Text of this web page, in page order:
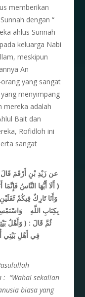
memberikan
dengan “
ahlus Sunnah
keluarga Nabi
meskipun
An
yang sangat
menyimpang
mereka adalah
Bait dan
Rofidloh ini
sangat
عن زَيْدِ بْنِ أَرْقَمَ
( أَلَا أَيُّهَا النَّاسُ
وَأَنَا تَارِكٌ فِيكُمْ
بِكِتَابِ اللَّهِ
ثُمَّ قَالَ : ( وَأَهْلُ
فِي أَهْلِ بَيْتِي
: “Wahai sekalian
biasa yang